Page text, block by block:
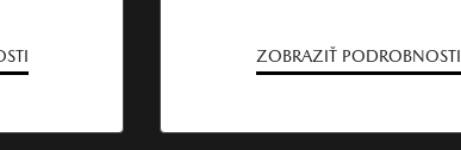
ZOBRAZIŤ PODROBNOSTI